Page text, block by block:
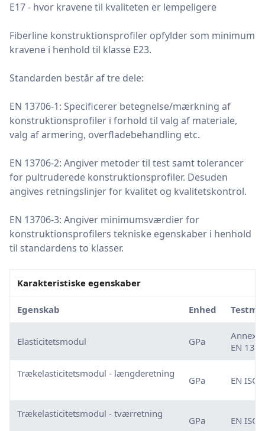
E17 - hvor kravene til kvaliteten er lempeligere
Fiberline konstruktionsprofiler opfylder som minimum
kravene i henhold til klasse E23.
Standarden består af tre dele:
EN 13706-1: Specificerer betegnelse/mærkning af
konstruktionsprofiler i forhold til valg af materiale,
valg af armering, overfladebehandling etc.
EN 13706-2: Angiver metoder til test samt tolerancer
for pultruderede konstruktionsprofiler. Desuden
angives retningslinjer for kvalitet og kvalitetskontrol.
EN 13706-3: Angiver minimumsværdier for
konstruktionsprofilers tekniske egenskaber i henhold
til standardens to klasser.
Karakteristiske egenskaber
Egenskab Enhed
Elasticitetsmodul GPa
Annex
EN
Trækelasticitetsmodul - længderetning
GPa EN ISO
Trækelasticitetsmodul - tværretning
GPa EN ISO